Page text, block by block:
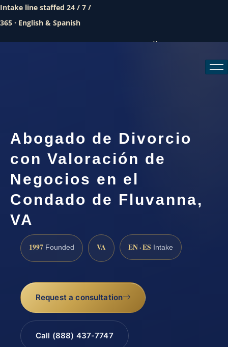
Intake line staffed 24 / 7 /
365 · English & Spanish
Call (888) 437-7747
Abogado de Divorcio
con Valoración de
Negocios en el
Condado de Fluvanna,
VA
1997 Founded VA EN · ES Intake
Request a consultation
Call (888) 437-7747